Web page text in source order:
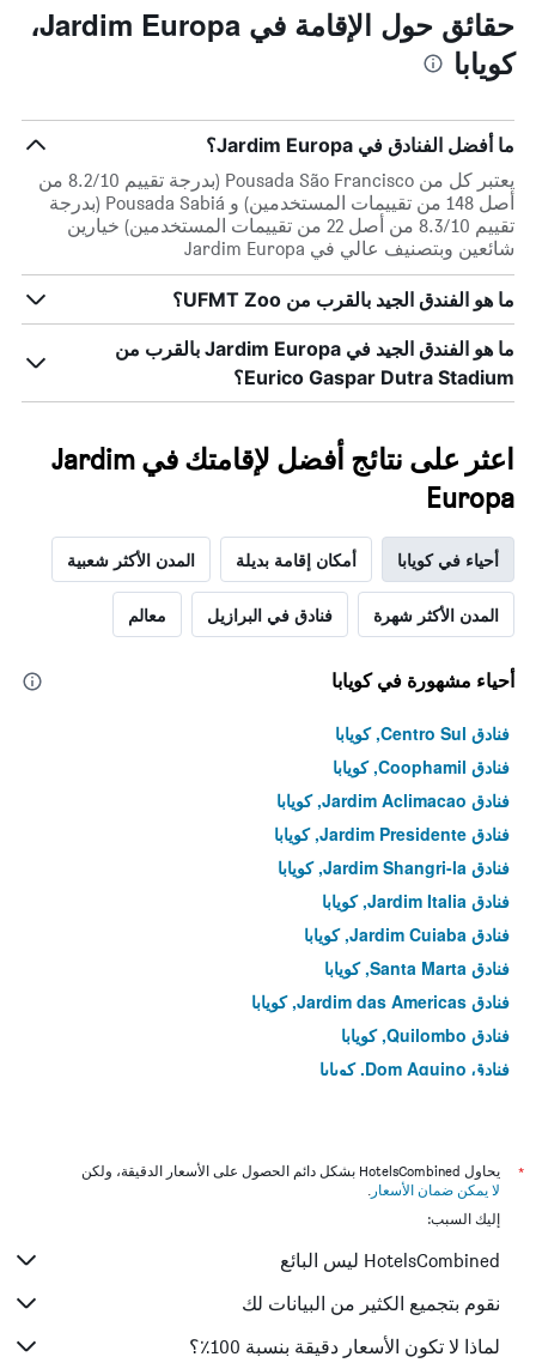
حقائق حول الإقامة في Jardim Europa،
كويابا
ما أفضل الفنادق في Jardim Europa؟
يعتبر كل من Pousada São Francisco (بدرجة تقييم 8.2/10 من
أصل 148 من تقييمات المستخدمين) و Pousada Sabiá (بدرجة
تقييم 8.3/10 من أصل 22 من تقييمات المستخدمين) خيارين
شائعين وبتصنيف عالي في Jardim Europa
ما هو الفندق الجيد بالقرب من UFMT Zoo؟
ما هو الفندق الجيد في Jardim Europa بالقرب من
Eurico Gaspar Dutra Stadium؟
اعثر على نتائج أفضل لإقامتك في Jardim
Europa
أحياء في كويابا أمكان إقامة بديلة المدن الأكثر شعبية
المدن الأكثر شهرة فنادق في البرازيل معالم
أحياء مشهورة في كويابا
فنادق Centro Sul, كويابا
فنادق Coophamil, كويابا
فنادق Jardim Aclimacao, كويابا
فنادق Jardim Presidente, كويابا
فنادق Jardim Shangri-la, كويابا
فنادق Jardim Italia, كويابا
فنادق Jardim Cuiaba, كويابا
فنادق Santa Marta, كويابا
فنادق Jardim das Americas, كويابا
فنادق Quilombo, كويابا
فنادق Dom Aquino, كويابا
فنادق Paraiso, كويابا
فنادق Bosque da Saúde, كويابا
فنادق Goiabeiras, كويابا
فنادق Coxipo, كويابا
فنادق Terra Nova, كويابا
*
يحاول HotelsCombined بشكل دائم الحصول على الأسعار الدقيقة، ولكن
لا يمكن ضمان الأسعار .
إليك السبب:
HotelsCombined ليس البائع
نقوم بتجميع الكثير من البيانات لك
لماذا لا تكون الأسعار دقيقة بنسبة 100٪؟